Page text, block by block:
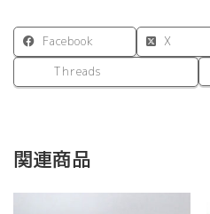
Facebook X
Threads
関連商品